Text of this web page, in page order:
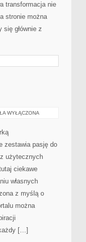
transformacja nie
stronie można
głównie z
WYŁĄCZONA
zestawia pasję do
użytecznych
ciekawe
własnych
z myślą o
można
[…]